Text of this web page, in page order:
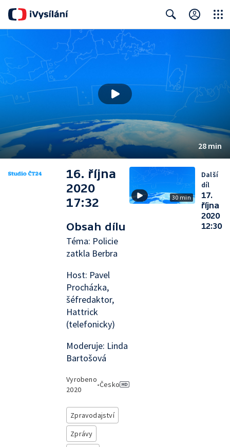
28 min
16. října
2020
17:32
Obsah dílu
Téma: Policie
zatkla Berbra
Host: Pavel
Procházka,
šéfredaktor,
Hattrick
(telefonicky)
Moderuje: Linda
Bartošová
Vyrobeno
2020
•Česko
Zpravodajství
Zprávy
30 min
Další
díl
17.
října
2020
12:30